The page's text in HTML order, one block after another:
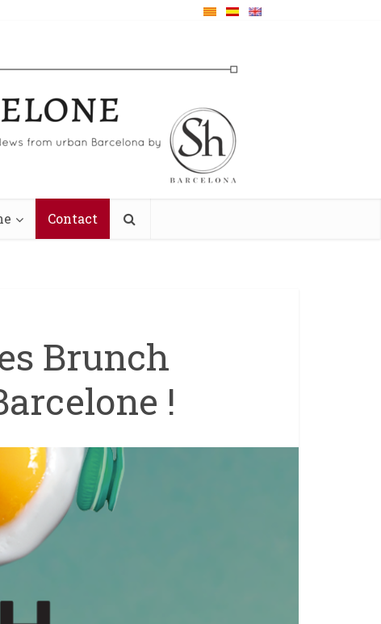
Contact
Brunch
!